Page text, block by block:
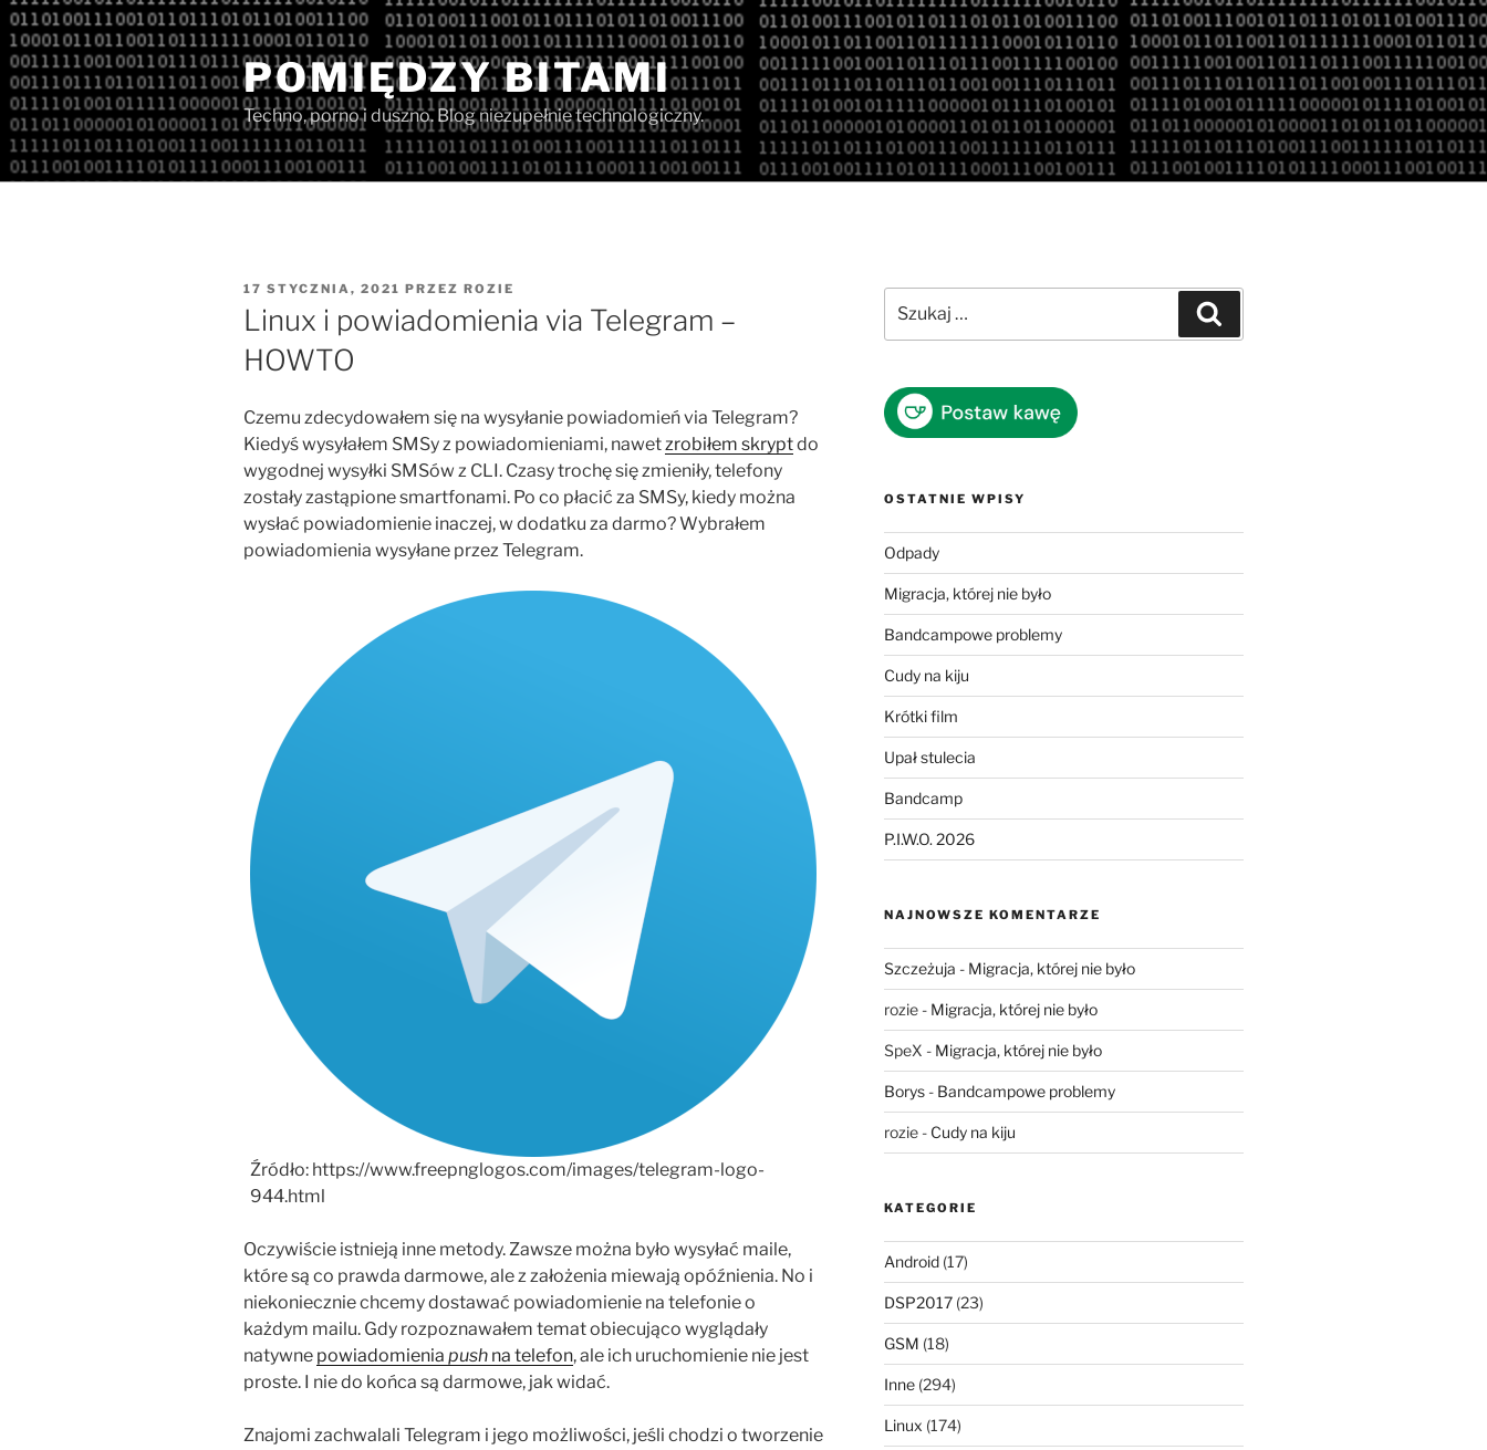
Przejdź
do
treści
POMIĘDZY BITAMI
Techno, porno i duszno. Blog niezupełnie technologiczny.
OPUBLIKOWANE
W
17 STYCZNIA, 2021 PRZEZ ROZIE
Linux i powiadomienia via Telegram –
HOWTO
Czemu zdecydowałem się na wysyłanie powiadomień via Telegram?
Kiedyś wysyłałem SMSy z powiadomieniami, nawetzrobiłem skryptdo
wygodnej wysyłki SMSów z CLI. Czasy trochę się zmieniły, telefony
zostały zastąpione smartfonami. Po co płacić za SMSy, kiedy można
wysłać powiadomienie inaczej, w dodatku za darmo? Wybrałem
powiadomienia wysyłane przez Telegram.
Źródło: https://www.freepnglogos.com/images/telegram-logo-
944.html
Oczywiście istnieją inne metody. Zawsze można było wysyłać maile,
które są co prawda darmowe, ale z założenia miewają opóźnienia. No i
niekoniecznie chcemy dostawać powiadomienie na telefonie o
każdym mailu. Gdy rozpoznawałem temat obiecująco wyglądały
natywne powiadomienia push na telefon, ale ich uruchomienie nie jest
proste. I nie do końca są darmowe, jak widać.
Znajomi zachwalali Telegram i jego możliwości, jeśli chodzi o tworzenie
OSTATNIE WPISY
Odpady
Migracja, której nie było
Bandcampowe problemy
Cudy na kiju
Krótki film
Upał stulecia
Bandcamp
P.I.W.O. 2026
NAJNOWSZE KOMENTARZE
Szczeżuja - Migracja, której nie było
rozie- Migracja, której nie było
SpeX - Migracja, której nie było
Borys- Bandcampowe problemy
rozie- Cudy na kiju
KATEGORIE
Android(17)
DSP2017(23)
GSM (18)
Inne(294)
Linux (174)